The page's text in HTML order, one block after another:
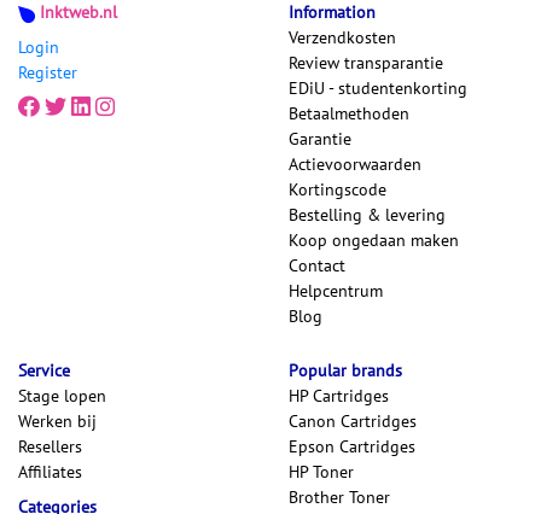
Inktweb.nl
Login
Register
Information
Verzendkosten
Review transparantie
EDiU - studentenkorting
Betaalmethoden
Garantie
Actievoorwaarden
Kortingscode
Bestelling & levering
Koop ongedaan maken
Contact
Helpcentrum
Blog
Service
Stage lopen
Werken bij
Resellers
Affiliates
Categories
Popular brands
HP Cartridges
Canon Cartridges
Epson Cartridges
HP Toner
Brother Toner